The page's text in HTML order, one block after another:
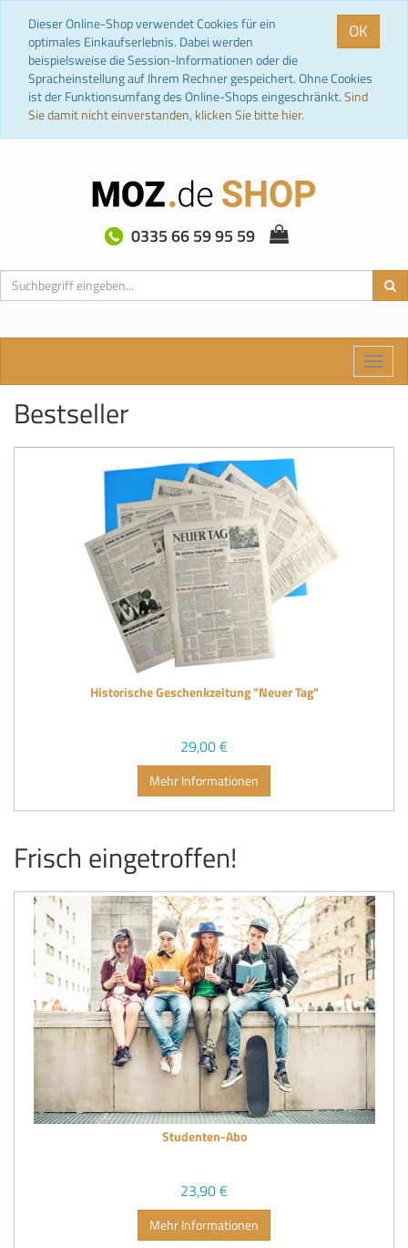
OK
Dieser Online-Shop verwendet Cookies für ein
optimales Einkaufserlebnis. Dabei werden
beispielsweise die Session-Informationen oder die
Spracheinstellung auf Ihrem Rechner gespeichert. Ohne Cookies
ist der Funktionsumfang des Online-Shops eingeschränkt.Sind
Sie damit nicht einverstanden, klicken Sie bitte hier.
0335 66 59 95 59
Toggle
Bestseller
Historische Geschenkzeitung "Neuer Tag"
29,00 €
Mehr Informationen
Frisch eingetroffen!
Studenten-Abo
23,90 €
Mehr Informationen